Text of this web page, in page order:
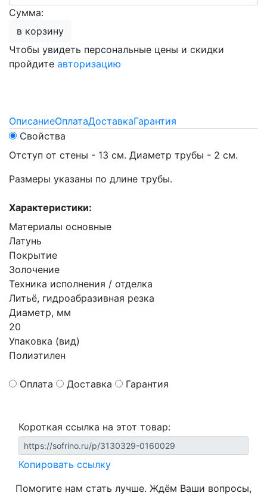
Сумма:
в корзину
Чтобы увидеть персональные цены и скидки
пройдите авторизацию
ОписаниеОплатаДоставкаГарантия
Свойства
Отступ от стены - 13 см. Диаметр трубы - 2 см.
Размеры указаны по длине трубы.
Характеристики:
Материалы основные
Латунь
Покрытие
Золочение
Техника исполнения / отделка
Литьё, гидроабразивная резка
Диаметр, мм
20
Упаковка (вид)
Полиэтилен
Оплата Доставка Гарантия
Короткая ссылка на этот товар:
Копировать ссылку
Помогите нам стать лучше. Ждём Ваши вопросы,